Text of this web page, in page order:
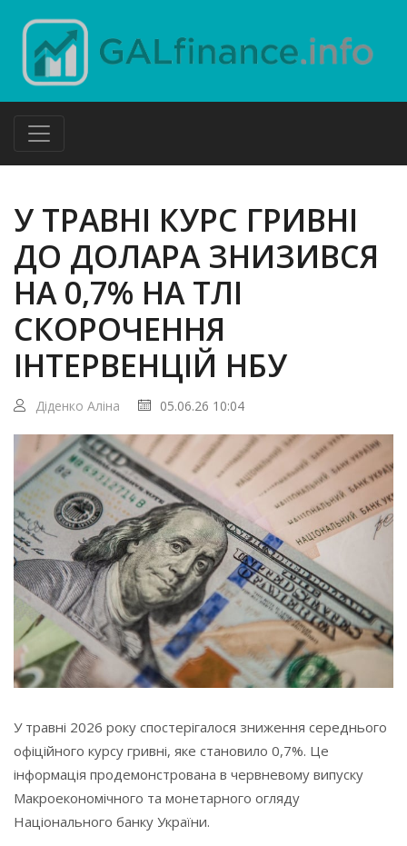
У ТРАВНІ КУРС ГРИВНІ
ДО ДОЛАРА ЗНИЗИВСЯ
НА 0,7% НА ТЛІ
СКОРОЧЕННЯ
ІНТЕРВЕНЦІЙ НБУ
Діденко Аліна 05.06.26 10:04
У травні 2026 року спостерігалося зниження середнього
офіційного курсу гривні, яке становило 0,7%. Це
інформація продемонстрована в червневому випуску
Макроекономічного та монетарного огляду
Національного банку України.